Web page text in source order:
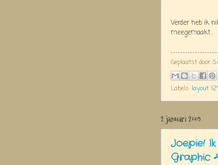
Verder heb ik
meegemaakt...
Geplaatst door
Labels: layout
2 januari 2009
Joepie!
Graphic